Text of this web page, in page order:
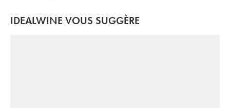
IDEALWINE VOUS SUGGÈRE